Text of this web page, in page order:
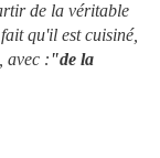
de la véritable
qu'il est cuisiné,
avec :"de la